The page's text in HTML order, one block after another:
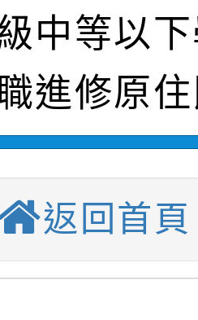
貴機關(學校)
1學期第7次代
招)
果(第2招)】
1學期第9次
招)
市公務人員
本府B2大禮堂
會暨第7屆會
部全民運動
運動俱樂部營
份，請踴躍報
果(第11招)】
1學期第7次
果(第3招)】
)
、「暑期親子
影音徵選活動
中等以
進修原
返回首頁